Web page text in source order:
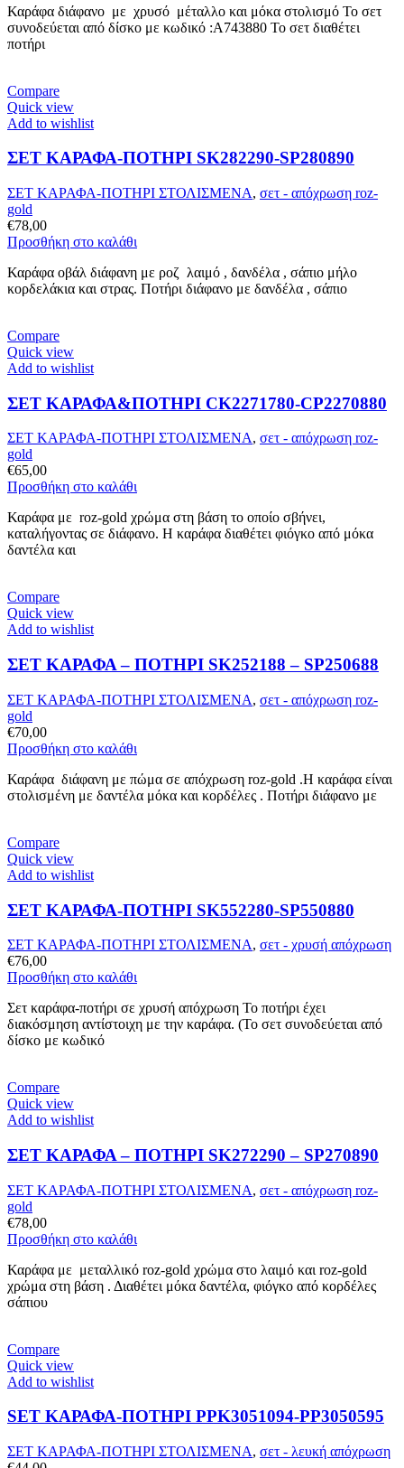
Καράφα διάφανο με χρυσό μέταλλο και μόκα στολισμό Το σετ
συνοδεύεται από δίσκο με κωδικό :A743880 Το σετ διαθέτει
ποτήρι
Compare
Quick view
Add to wishlist
ΣΕΤ ΚΑΡΑΦΑ-ΠΟΤΗΡΙ SK282290-SP280890
ΣΕΤ ΚΑΡΑΦΑ-ΠΟΤΗΡΙ ΣΤΟΛΙΣΜΕΝΑ, σετ - απόχρωση roz-
gold
€78,00
Προσθήκη στο καλάθι
Καράφα οβάλ διάφανη με ροζ λαιμό , δανδέλα , σάπιο μήλο
κορδελάκια και στρας. Ποτήρι διάφανο με δανδέλα , σάπιο
Compare
Quick view
Add to wishlist
ΣΕΤ ΚΑΡΑΦΑ&ΠΟΤΗΡΙ CK2271780-CP2270880
ΣΕΤ ΚΑΡΑΦΑ-ΠΟΤΗΡΙ ΣΤΟΛΙΣΜΕΝΑ, σετ - απόχρωση roz-
gold
€65,00
Προσθήκη στο καλάθι
Καράφα με roz-gold χρώμα στη βάση το οποίο σβήνει,
καταλήγοντας σε διάφανο. Η καράφα διαθέτει φιόγκο από μόκα
δαντέλα και
Compare
Quick view
Add to wishlist
ΣΕΤ ΚΑΡΑΦΑ – ΠΟΤΗΡΙ SK252188 – SP250688
ΣΕΤ ΚΑΡΑΦΑ-ΠΟΤΗΡΙ ΣΤΟΛΙΣΜΕΝΑ, σετ - απόχρωση roz-
gold
€70,00
Προσθήκη στο καλάθι
Καράφα διάφανη με πώμα σε απόχρωση roz-gold .Η καράφα είναι
στολισμένη με δαντέλα μόκα και κορδέλες . Ποτήρι διάφανο με
Compare
Quick view
Add to wishlist
ΣΕΤ ΚΑΡΑΦΑ-ΠΟΤΗΡΙ SK552280-SP550880
ΣΕΤ ΚΑΡΑΦΑ-ΠΟΤΗΡΙ ΣΤΟΛΙΣΜΕΝΑ, σετ - χρυσή απόχρωση
€76,00
Προσθήκη στο καλάθι
Σετ καράφα-ποτήρι σε χρυσή απόχρωση Το ποτήρι έχει
διακόσμηση αντίστοιχη με την καράφα. (Το σετ συνοδεύεται από
δίσκο με κωδικό
Compare
Quick view
Add to wishlist
ΣΕΤ ΚΑΡΑΦΑ – ΠΟΤΗΡΙ SK272290 – SP270890
ΣΕΤ ΚΑΡΑΦΑ-ΠΟΤΗΡΙ ΣΤΟΛΙΣΜΕΝΑ, σετ - απόχρωση roz-
gold
€78,00
Προσθήκη στο καλάθι
Καράφα με μεταλλικό roz-gold χρώμα στο λαιμό και roz-gold
χρώμα στη βάση . Διαθέτει μόκα δαντέλα, φιόγκο από κορδέλες
σάπιου
Compare
Quick view
Add to wishlist
SET ΚΑΡΑΦΑ-ΠΟΤΗΡΙ PPK3051094-PP3050595
ΣΕΤ ΚΑΡΑΦΑ-ΠΟΤΗΡΙ ΣΤΟΛΙΣΜΕΝΑ, σετ - λευκή απόχρωση